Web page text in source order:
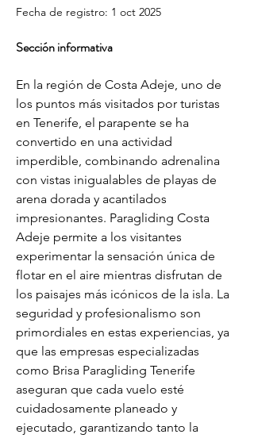
Fecha de registro: 1 oct 2025
Sección informativa
En la región de Costa Adeje, uno de
los puntos más visitados por turistas
en Tenerife, el parapente se ha
convertido en una actividad
imperdible, combinando adrenalina
con vistas inigualables de playas de
arena dorada y acantilados
impresionantes. Paragliding Costa
Adeje permite a los visitantes
experimentar la sensación única de
flotar en el aire mientras disfrutan de
los paisajes más icónicos de la isla. La
seguridad y profesionalismo son
primordiales en estas experiencias, ya
que las empresas especializadas
como Brisa Paragliding Tenerife
aseguran que cada vuelo esté
cuidadosamente planeado y
ejecutado, garantizando tanto la